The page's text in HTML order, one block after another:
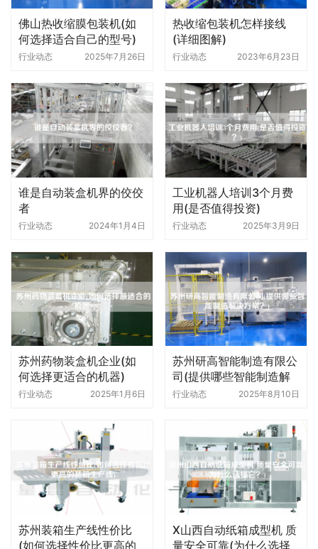
佛山热收缩膜包装机(如
何选择适合自己的型号)
行业动态 2025年7月26日
热收缩包装机怎样接线
(详细图解)
行业动态 2023年6月23日
谁是自动装盒机界的佼佼
者
行业动态 2024年1月4日
工业机器人培训3个月费
用(是否值得投资)
行业动态 2025年3月9日
苏州药物装盒机企业(如
何选择更适合的机器)
行业动态 2025年1月6日
苏州研高智能制造有限公
司(提供哪些智能制造解
决方案)
行业动态 2025年8月10日
苏州装箱生产线性价比
(如何选择性价比更高的
X山西自动纸箱成型机 质
量安全可靠(为什么选择